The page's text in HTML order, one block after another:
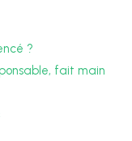
?
fait main